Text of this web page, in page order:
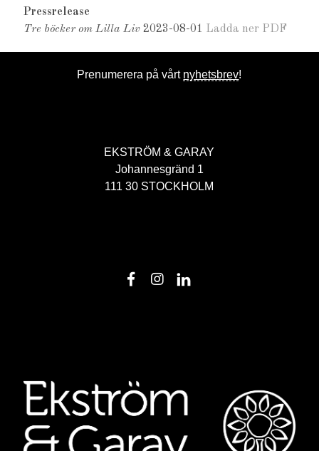
Pressrelease
Tre böcker om Lilla Liv 2023-08-01 Ladda ner PDF
Prenumerera på vårt nyhetsbrev!
EKSTRÖM & GARAY
Johannesgränd 1
111 30 STOCKHOLM